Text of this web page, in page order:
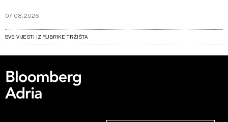
07.08.2026
SVE VIJESTI IZ RUBRIKE TRŽIŠTA